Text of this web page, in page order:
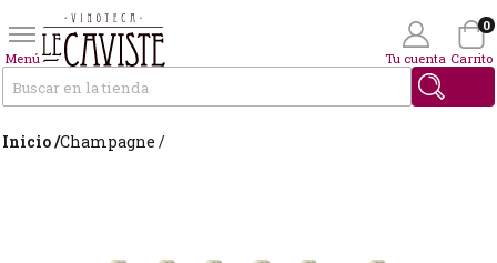
Menú Tu cuenta Carrito
0
Inicio /Champagne /